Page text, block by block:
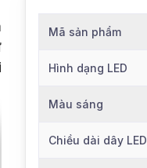
Mã sản phẩm
Hình dạng LED
Màu sáng
Chiều dài dây LED